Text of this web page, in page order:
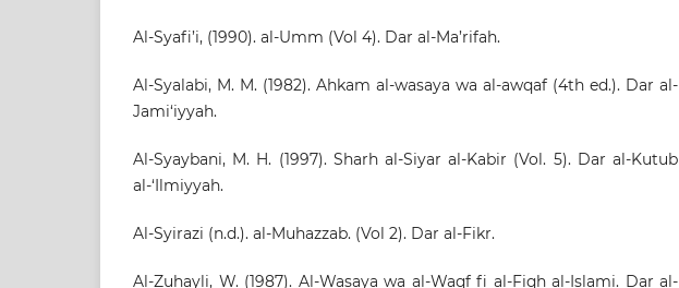
Al-Syafi’i, (1990). al-Umm (Vol 4). Dar al-Ma’rifah.
Al-Syalabi, M. M. (1982). Ahkam al-wasaya wa al-awqaf (4th ed.). Dar al-
Jami‘iyyah.
Al-Syaybani, M. H. (1997). Sharh al-Siyar al-Kabir (Vol. 5). Dar al-Kutub
al-‘Ilmiyyah.
Al-Syirazi (n.d.). al-Muhazzab. (Vol 2). Dar al-Fikr.
Al-Zuhayli, W. (1987). Al-Wasaya wa al-Waqf fi al-Fiqh al-Islami. Dar al-